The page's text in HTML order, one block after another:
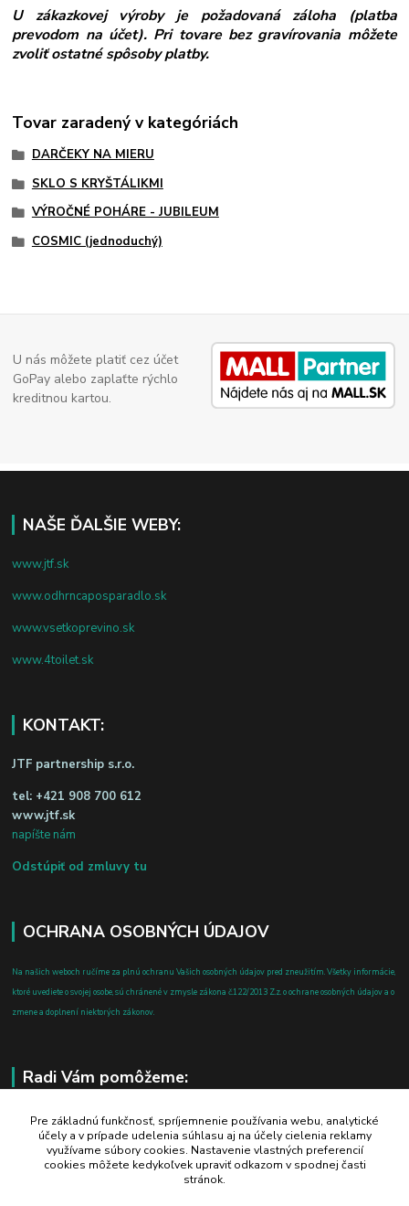
U zákazkovej výroby je požadovaná záloha (platba
prevodom na účet). Pri tovare bez gravírovania môžete
zvoliť ostatné spôsoby platby.
Tovar zaradený v kategóriách
DARČEKY NA MIERU
SKLO S KRYŠTÁLIKMI
VÝROČNÉ POHÁRE - JUBILEUM
COSMIC (jednoduchý)
U nás môžete platiť cez účet
GoPay alebo zaplaťte rýchlo
kreditnou kartou.
NAŠE ĎALŠIE WEBY:
www.jtf.sk
www.odhrncaposparadlo.sk
www.vsetkoprevino.sk
www.4toilet.sk
KONTAKT:
JTF partnership s.r.o.
tel: +421 908 700 612
www.jtf.sk
napíšte nám
Odstúpiť od zmluvy tu
OCHRANA OSOBNÝCH ÚDAJOV
Na našich weboch ručíme za plnú ochranu Vašich osobných údajov pred zneužitím. Všetky informácie,
ktoré uvediete o svojej osobe, sú chránené v zmysle zákona č.122/2013 Z.z. o ochrane osobných údajov a o
zmene a doplnení niektorých zákonov.
Radi Vám pomôžeme:
+421 908 700 612
po-pia: 8.00 - 16.00
business@jtf.sk
Pre základnú funkčnosť, spríjemnenie používania webu, analytické
účely a v prípade udelenia súhlasu aj na účely cielenia reklamy
využívame súbory cookies. Nastavenie vlastných preferencií
cookies môžete kedykoľvek upraviť odkazom v spodnej časti
stránok.